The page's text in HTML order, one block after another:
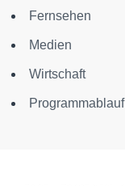
Fernsehen
Medien
Wirtschaft
Programmablauf